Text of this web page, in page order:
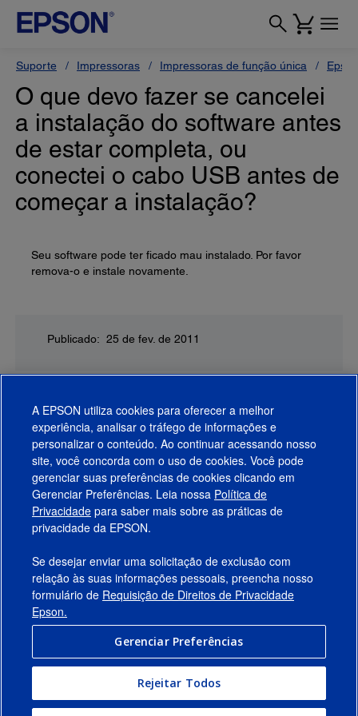
Suporte Impressoras Impressoras de função única
O que devo fazer se cancelei
a instalação do software antes
de estar completa, ou
conectei o cabo USB antes de
começar a instalação?
Seu software pode ter ficado mau instalado. Por favor
remova-o e instale novamente.
Publicado: 25 de fev. de 2011
Produtos
Suporte
Links Sugeridos
Empresa
Conecte-se com a Epson
A EPSON utiliza cookies para oferecer a melhor
experiência, analisar o tráfego de informações e
personalizar o conteúdo. Ao continuar acessando nosso
site, você concorda com o uso de cookies. Você pode
gerenciar suas preferências de cookies clicando em
Gerenciar Preferências. Leia nossa Política de
Privacidade para saber mais sobre as práticas de
privacidade da EPSON.
Se desejar enviar uma solicitação de exclusão com
relação às suas informações pessoais, preencha nosso
formulário de Requisição de Direitos de Privacidade
Epson.
Gerenciar Preferências
Rejeitar Todos